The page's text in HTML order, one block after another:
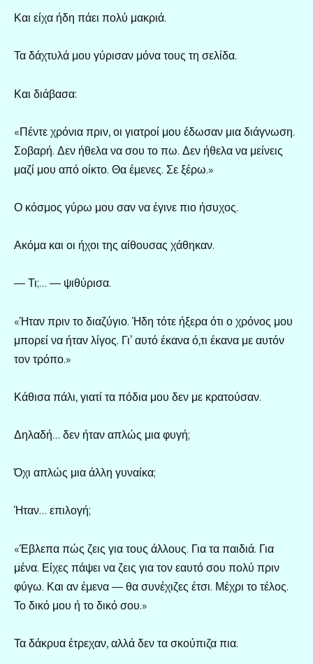
Και είχα ήδη πάει πολύ μακριά.
Τα δάχτυλά μου γύρισαν μόνα τους τη σελίδα.
Και διάβασα:
«Πέντε χρόνια πριν, οι γιατροί μου έδωσαν μια διάγνωση.
Σοβαρή. Δεν ήθελα να σου το πω. Δεν ήθελα να μείνεις
μαζί μου από οίκτο. Θα έμενες. Σε ξέρω.»
Ο κόσμος γύρω μου σαν να έγινε πιο ήσυχος.
Ακόμα και οι ήχοι της αίθουσας χάθηκαν.
— Τι;… — ψιθύρισα.
«Ήταν πριν το διαζύγιο. Ήδη τότε ήξερα ότι ο χρόνος μου
μπορεί να ήταν λίγος. Γι’ αυτό έκανα ό,τι έκανα με αυτόν
τον τρόπο.»
Κάθισα πάλι, γιατί τα πόδια μου δεν με κρατούσαν.
Δηλαδή… δεν ήταν απλώς μια φυγή;
Όχι απλώς μια άλλη γυναίκα;
Ήταν… επιλογή;
«Έβλεπα πώς ζεις για τους άλλους. Για τα παιδιά. Για
μένα. Είχες πάψει να ζεις για τον εαυτό σου πολύ πριν
φύγω. Και αν έμενα — θα συνέχιζες έτσι. Μέχρι το τέλος.
Το δικό μου ή το δικό σου.»
Τα δάκρυα έτρεχαν, αλλά δεν τα σκούπιζα πια.